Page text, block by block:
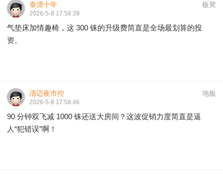
板凳
泰漂十年
2026-5-8 17:58:39
气垫床加情趣椅，这 300 铢的升级费简直是全场最划算的投
资。
地板
清迈夜市控
2026-5-8 17:58:46
90 分钟双飞减 1000 铢还送大房间？这波促销力度简直是逼
人“犯错误”啊！